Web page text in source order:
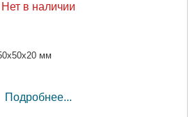
Нет в наличии
мм
Подробнее...